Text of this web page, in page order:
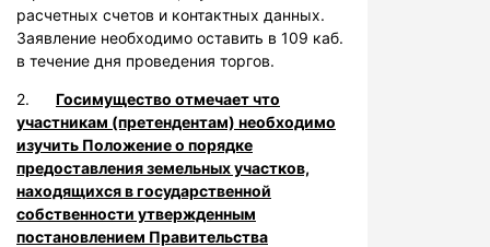
расчетных счетов и контактных данных.
Заявление необходимо оставить в 109 каб.
в течение дня проведения торгов.
2. Госимущество отмечает что
участникам (претендентам) необходимо
изучить Положение о порядке
предоставления земельных участков,
находящихся в государственной
собственности утвержденным
постановлением Правительства